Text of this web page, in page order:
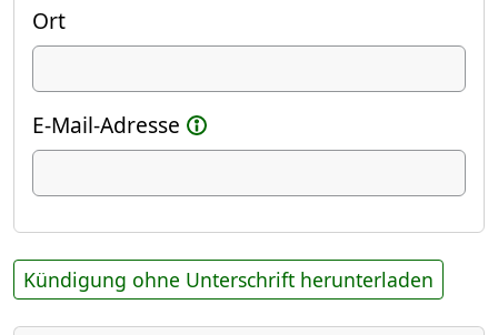
Ort
E-Mail-Adresse
Kündigung ohne Unterschrift herunterladen